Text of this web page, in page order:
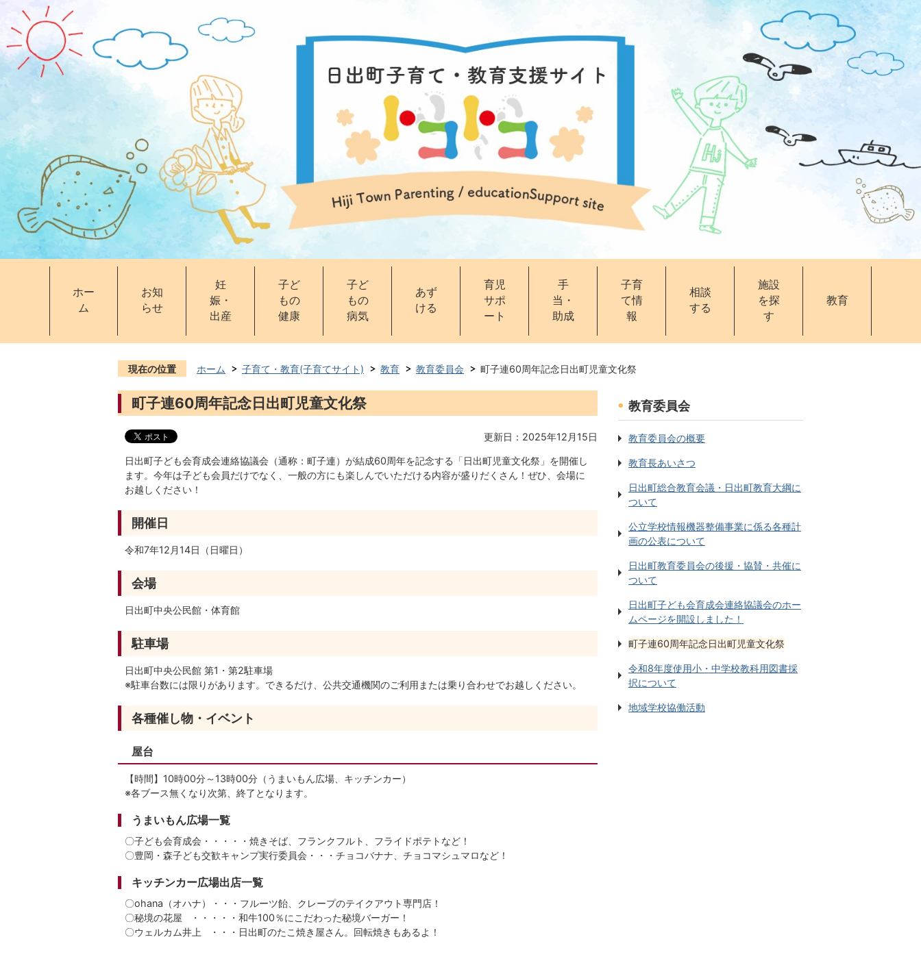
ホー
ム
お知
らせ
妊
娠・
出産
子ど
もの
健康
子ど
もの
病気
あず
ける
育児
サポ
ート
手
当・
助成
子育
て情
報
相談
する
施設
を探
す
教育
現在の位置 ホーム 子育て・教育(子育てサイト) 教育 教育委員会 町子連60周年記念日出町児童文化祭
町子連60周年記念日出町児童文化祭
更新日：2025年12月15日
日出町子ども会育成会連絡協議会（通称：町子連）が結成60周年を記念する「日出町児童文化祭」を開催し
ます。今年は子ども会員だけでなく、一般の方にも楽しんでいただける内容が盛りだくさん！ぜひ、会場に
お越しください！
開催日
令和7年12月14日（日曜日）
会場
日出町中央公民館・体育館
駐車場
日出町中央公民館 第1・第2駐車場
※駐車台数には限りがあります。できるだけ、公共交通機関のご利用または乗り合わせでお越しください。
各種催し物・イベント
屋台
【時間】10時00分～13時00分（うまいもん広場、キッチンカー）
※各ブース無くなり次第、終了となります。
うまいもん広場一覧
〇子ども会育成会・・・・・焼きそば、フランクフルト、フライドポテトなど！
〇豊岡・森子ども交歓キャンプ実行委員会・・・チョコバナナ、チョコマシュマロなど！
キッチンカー広場出店一覧
〇ohana（オハナ）・・・フルーツ飴、クレープのテイクアウト専門店！
〇秘境の花屋 ・・・・・和牛100％にこだわった秘境バーガー！
〇ウェルカム井上 ・・・日出町のたこ焼き屋さん。回転焼きもあるよ！
教育委員会
教育委員会の概要
教育長あいさつ
日出町総合教育会議・日出町教育大綱に
ついて
公立学校情報機器整備事業に係る各種計
画の公表について
日出町教育委員会の後援・協賛・共催に
ついて
日出町子ども会育成会連絡協議会のホー
ムページを開設しました！
町子連60周年記念日出町児童文化祭
令和8年度使用小・中学校教科用図書採
択について
地域学校協働活動